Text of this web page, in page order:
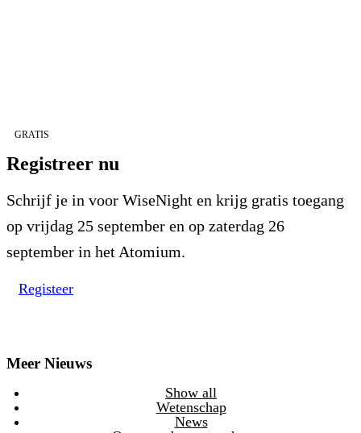
GRATIS
Registreer nu
Schrijf je in voor WiseNight en krijg gratis toegang
op vrijdag 25 september en op zaterdag 26
september in het Atomium.
Registeer
Meer Nieuws
Show all
Wetenschap
News